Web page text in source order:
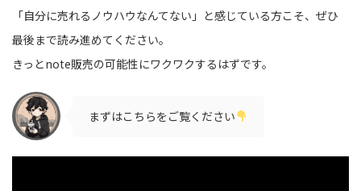
「自分に売れるノウハウなんてない」と感じている方こそ、ぜひ
最後まで読み進めてください。
きっとnote販売の可能性にワクワクするはずです。
まずはこちらをご覧ください